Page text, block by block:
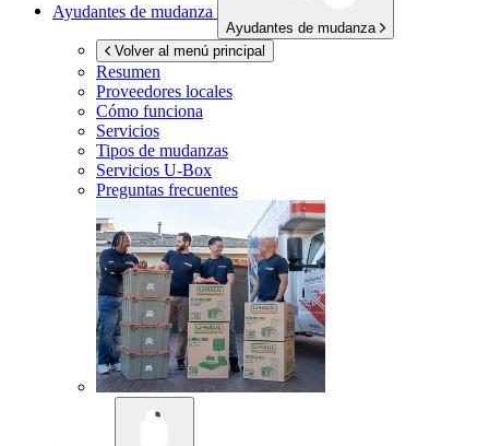
Ayudantes de mudanza
Ayudantes de mudanza
Volver al menú principal
Resumen
Proveedores locales
Cómo funciona
Servicios
Tipos de mudanzas
Servicios U-Box
Preguntas frecuentes